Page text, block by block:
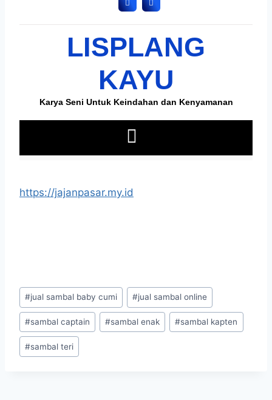
https://jajanpasar.my.id
#jual sambal baby cumi #jual sambal online
#sambal captain #sambal enak #sambal kapten
#sambal teri